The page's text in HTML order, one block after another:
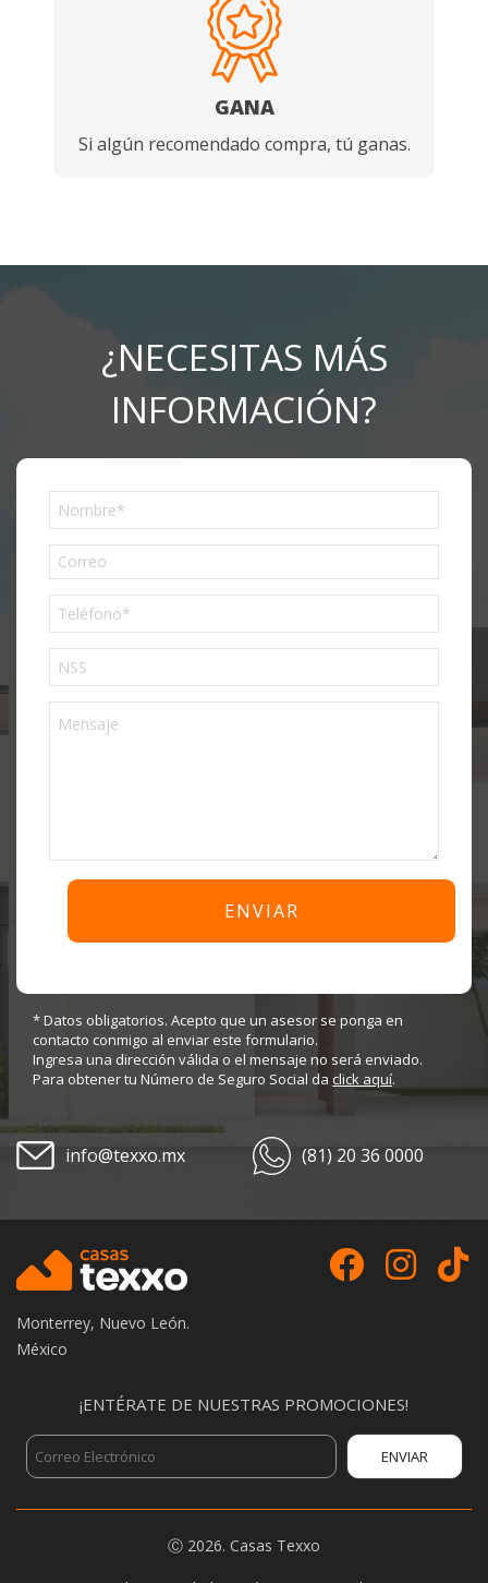
GANA
Si algún recomendado compra, tú ganas.
¿NECESITAS MÁS
INFORMACIÓN?
Phone
* Datos obligatorios. Acepto que un asesor se ponga en
contacto conmigo al enviar este formulario.
Ingresa una dirección válida o el mensaje no será enviado.
Para obtener tu Número de Seguro Social da click aquí.
info@texxo.mx (81) 20 36 0000
Monterrey, Nuevo León.
México
¡ENTÉRATE DE NUESTRAS PROMOCIONES!
Ⓒ 2026. Casas Texxo